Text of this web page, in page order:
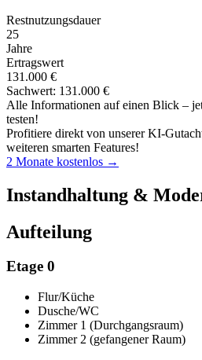
Restnutzungsdauer
25
Jahre
Ertragswert
131.000 €
Sachwert: 131.000 €
Alle Informationen auf einen Blick –
testen!
Profitiere direkt von unserer KI-
weiteren smarten Features!
2 Monate kostenlos →
Instandhaltung &
Aufteilung
Etage 0
Flur/Küche
Dusche/WC
Zimmer 1 (Durchgangsraum)
Zimmer 2 (gefangener Raum)